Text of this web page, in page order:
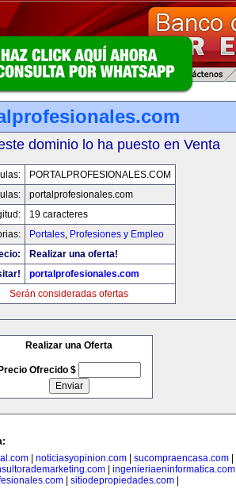
dominio lo ha puesto en Venta
PORTALPROFESIONALES.COM
portalprofesionales.com
19 caracteres
Portales, Profesiones y Empleo
Realizar una oferta!
portalprofesionales.com
Serán consideradas ofertas
Realizar una Oferta
Precio Ofrecido $
noticiasyopinion.com sucompraencasa.com
ingenieriaeninformatica.com
| sitiodepropiedades.com|